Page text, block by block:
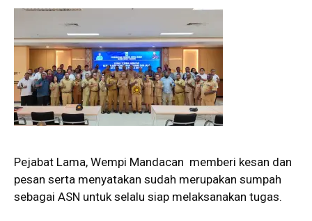
Pejabat Lama, Wempi Mandacan memberi kesan dan
pesan serta menyatakan sudah merupakan sumpah
sebagai ASN untuk selalu siap melaksanakan tugas.